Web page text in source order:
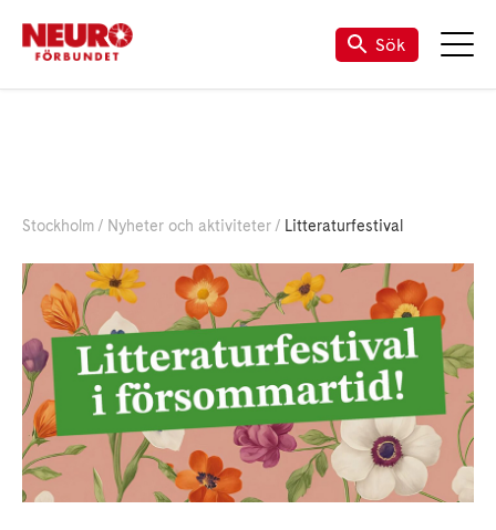
Sök
Stockholm Nyheter och aktiviteter Litteraturfestival